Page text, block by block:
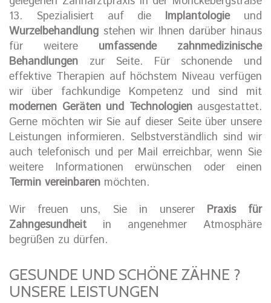
13. Spezialisiert auf die Implantologieund
Wurzelbehandlung stehen wir Ihnen darüber hinaus
für weitere umfassende zahnmedizinische
Behandlungen zur Seite. Für schonende und
effektive Therapien auf höchstem Niveau verfügen
wir über fachkundige Kompetenz und sind mit
modernen Geräten und Technologienausgestattet.
Gerne möchten wir Sie auf dieser Seite über unsere
Leistungen informieren. Selbstverständlich sind wir
auch telefonisch und per Mail erreichbar, wenn Sie
weitere Informationen erwünschen oder einen
Termin vereinbaren möchten.
Wir freuen uns, Sie in unserer Praxis für
Zahngesundheitin angenehmer Atmosphäre
begrüßen zu dürfen.
GESUNDE UND SCHÖNE ZÄHNE ?
UNSERE LEISTUNGEN